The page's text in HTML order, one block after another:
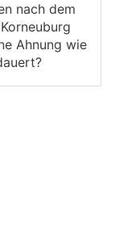
nach dem
Ahnung wie